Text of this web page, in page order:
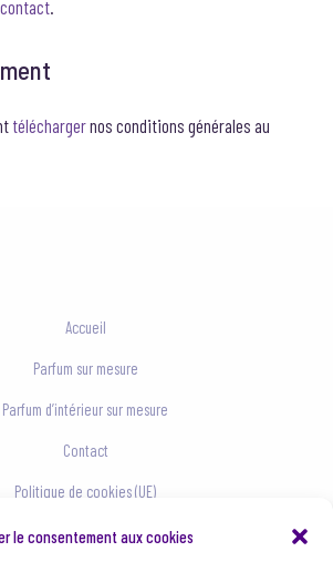
le consentement aux cookies
contact
téléchargernos conditions générales au
Accueil
Parfum sur mesure
Parfum d’intérieur sur mesure
Contact
Politique de cookies (UE)
Conditions générales